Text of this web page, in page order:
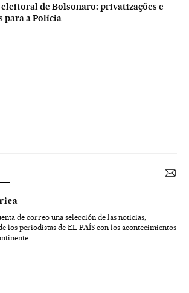
de Bolsonaro: privatizações e
para a Polícia
de correo una selección de las noticias,
los periodistas de EL PAÍS con los acontecimientos